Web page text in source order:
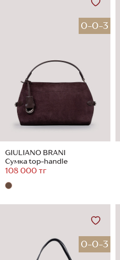
0-0-3
GIULIANO BRANI
Сумка top-handle
108 000 тг
0-0-3